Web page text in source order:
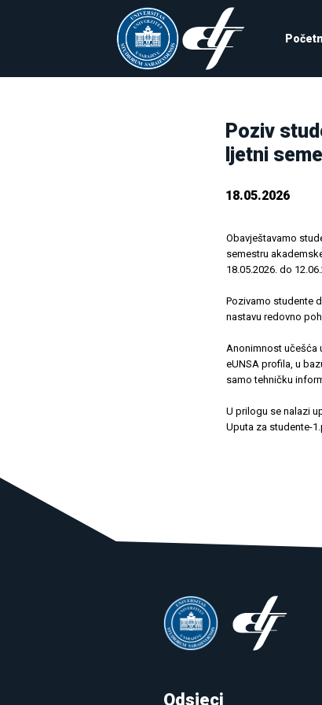
Poziv
ljetni
18.05.2026
Obavještavamo
semestru
18.05.2026. do
Pozivamo studente
nastavu redovno
Anonimnost učešća
eUNSA profila, u
samo tehničku
U prilogu se nalazi
Uputa za studente-
Odsjeci